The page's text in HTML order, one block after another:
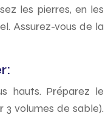
les pierres, en les
Assurez-vous de la
hauts. Préparez le
3 volumes de sable).